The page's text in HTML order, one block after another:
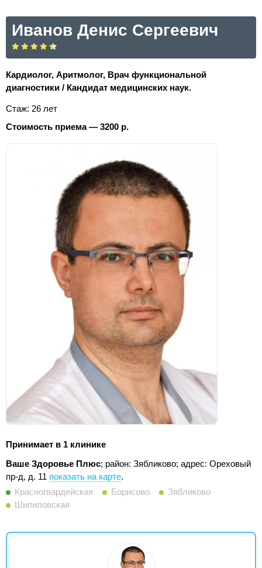
Иванов Денис Сергеевич
Кардиолог, Аритмолог, Врач функциональной
диагностики / Кандидат медицинских наук.
Стаж: 26 лет
Стоимость приема — 3200 р.
Принимает в 1 клинике
Ваше Здоровье Плюс; район: Зябликово; адрес: Ореховый
пр-д, д. 11 показать на карте.
Красногвардейская
Борисово
Зябликово
Шипиловская